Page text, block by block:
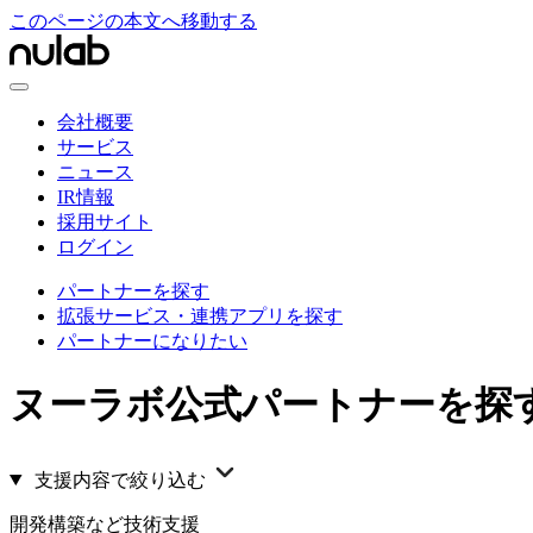
このページの本文へ移動する
会社概要
サービス
ニュース
IR情報
採用サイト
ログイン
パートナーを探す
拡張サービス・連携アプリを探す
パートナーになりたい
ヌーラボ公式パートナーを探
支援内容で絞り込む
開発構築など技術支援